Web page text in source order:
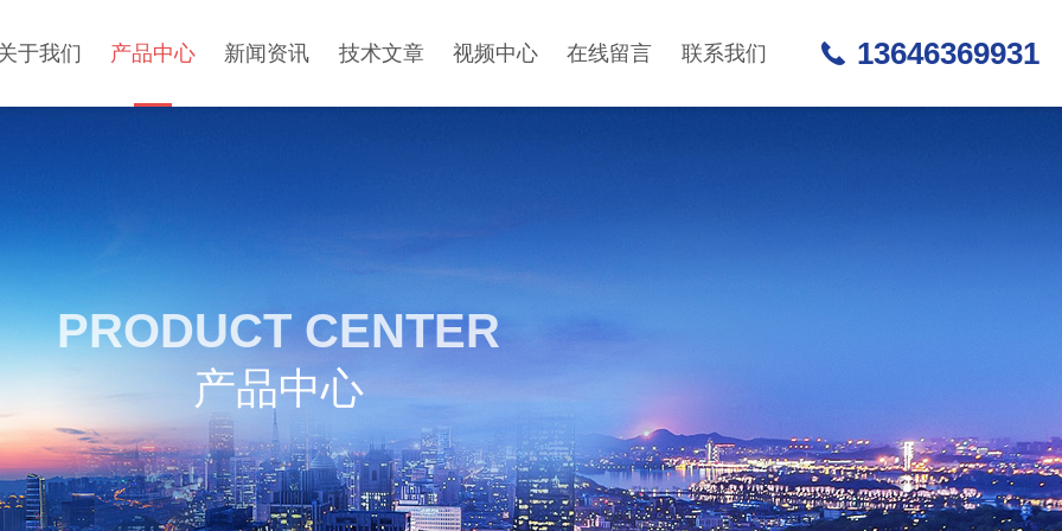
于我们 产品中心 新闻资讯 技术文章 视频中心 在线留言 联系我们 13646369931
PRODUCT CENTER
产品中心